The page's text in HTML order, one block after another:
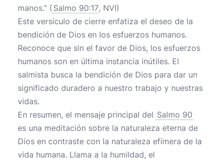
manos." ( Salmo 90:17, NVI)
Este versículo de cierre enfatiza el deseo de la
bendición de Dios en los esfuerzos humanos.
Reconoce que sin el favor de Dios, los esfuerzos
humanos son en última instancia inútiles. El
salmista busca la bendición de Dios para dar un
significado duradero a nuestro trabajo y nuestras
vidas.
En resumen, el mensaje principal del Salmo 90
es una meditación sobre la naturaleza eterna de
Dios en contraste con la naturaleza efímera de la
vida humana. Llama a la humildad, el